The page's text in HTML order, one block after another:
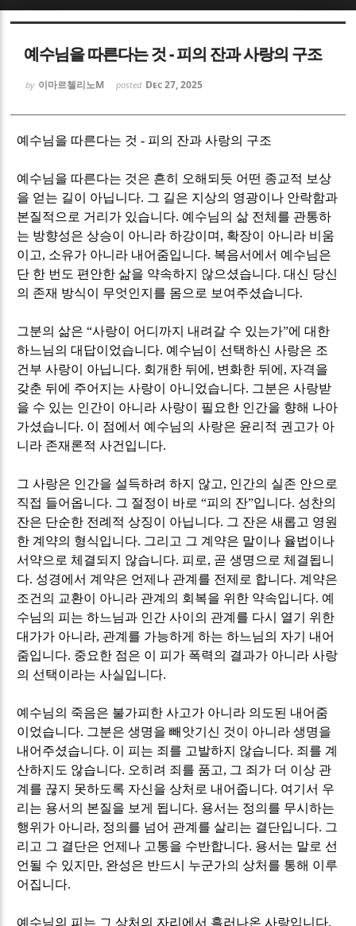
예수님을 따른다는 것 - 피의 잔과 사랑의 구조
by 이마르첼리노M posted Dec 27, 2025
예수님을 따른다는 것- 피의 잔과 사랑의 구조
예수님을 따른다는 것은 흔히 오해되듯 어떤 종교적 보상
을 얻는 길이 아닙니다. 그 길은 지상의 영광이나 안락함과
본질적으로 거리가 있습니다. 예수님의 삶 전체를 관통하
는 방향성은 상승이 아니라 하강이며 , 확장이 아니라 비움
이고, 소유가 아니라 내어줌입니다. 복음서에서 예수님은
단 한 번도 편안한 삶을 약속하지 않으셨습니다.대신 당신
의 존재 방식이 무엇인지를 몸으로 보여주셨습니다.
그분의 삶은“사랑이 어디까지 내려갈 수 있는가”에 대한
하느님의 대답이었습니다. 예수님이 선택하신 사랑은 조
건부 사랑이 아닙니다. 회개한 뒤에 , 변화한 뒤에 , 자격을
갖춘 뒤에 주어지는 사랑이 아니었습니다. 그분은 사랑받
을 수 있는 인간이 아니라 사랑이 필요한 인간을 향해 나아
가셨습니다. 이 점에서 예수님의 사랑은 윤리적 권고가 아
니라 존재론적 사건입니다.
그 사랑은 인간을 설득하려 하지 않고, 인간의 실존 안으로
직접 들어옵니다. 그 절정이 바로“피의 잔”입니다. 성찬의
잔은 단순한 전례적 상징이 아닙니다. 그 잔은 새롭고 영원
한 계약의 형식입니다. 그리고 그 계약은 말이나 율법이나
서약으로 체결되지 않습니다. 피로, 곧 생명으로 체결됩니
다. 성경에서 계약은 언제나 관계를 전제로 합니다.계약은
조건의 교환이 아니라 관계의 회복을 위한 약속입니다. 예
수님의 피는 하느님과 인간 사이의 관계를 다시 열기 위한
대가가 아니라, 관계를 가능하게 하는 하느님의 자기 내어
줌입니다. 중요한 점은 이 피가 폭력의 결과가 아니라 사랑
의 선택이라는 사실입니다.
예수님의 죽음은 불가피한 사고가 아니라 의도된 내어줌
이었습니다. 그분은 생명을 빼앗기신 것이 아니라 생명을
내어주셨습니다. 이 피는 죄를 고발하지 않습니다. 죄를 계
산하지도 않습니다. 오히려 죄를 품고, 그 죄가 더 이상 관
계를 끊지 못하도록 자신을 상처로 내어줍니다. 여기서 우
리는 용서의 본질을 보게 됩니다. 용서는 정의를 무시하는
행위가 아니라, 정의를 넘어 관계를 살리는 결단입니다. 그
리고 그 결단은 언제나 고통을 수반합니다. 용서는 말로 선
언될 수 있지만, 완성은 반드시 누군가의 상처를 통해 이루
어집니다.
예수님의 피는 그 상처의 자리에서 흘러나온 사랑입니다.
Sketchbook5, 스케치북5
Sketchbook5, 스케치북5
Sketchbook5, 스케치북5
Sketchbook5, 스케치북5